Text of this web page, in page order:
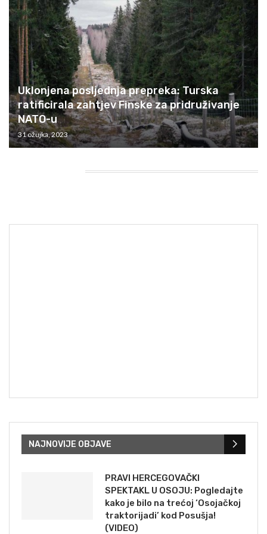
Uklonjena posljednja prepreka: Turska
ratificirala zahtjev Finske za pridruživanje
NATO-u
31 ožujka, 2023
NAJNOVIJE OBJAVE
PRAVI HERCEGOVAČKI
SPEKTAKL U OSOJU: Pogledajte
kako je bilo na trećoj ‘Osojačkoj
traktorijadi’ kod Posušja!
(VIDEO)